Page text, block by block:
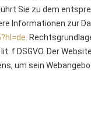
Sie zu dem
Informationen zur
f DSGVO. Der
um sein